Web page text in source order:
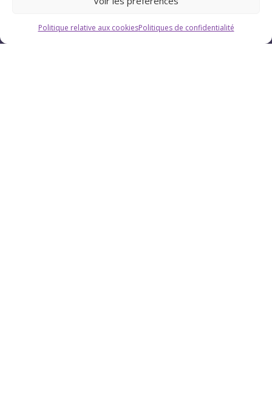
Politique relative aux cookiesPolitiques de confidentialité